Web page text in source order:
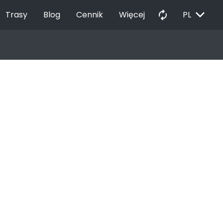
Trasy Blog Cennik Więcej autorenew PL EXPAND_MORE